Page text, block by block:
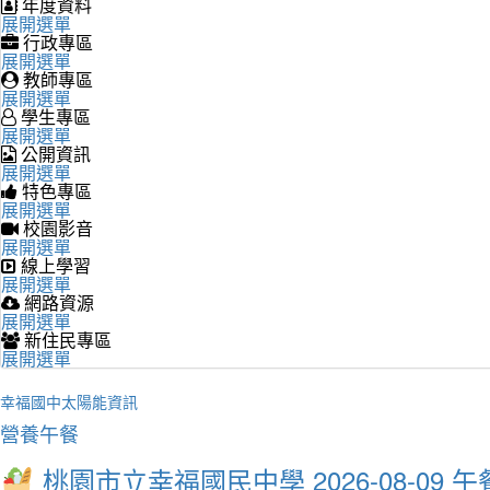
展開選單
行政專區
展開選單
教師專區
展開選單
學生專區
展開選單
公開資訊
展開選單
特色專區
展開選單
校園影音
展開選單
線上學習
展開選單
網路資源
展開選單
新住民專區
展開選單
幸福國中太陽能資訊
營養午餐
桃園市立幸福國民中學 2026-08-09 午